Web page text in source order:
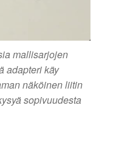
mallisarjojen
adapteri käy
näköinen liitin
sopivuudesta